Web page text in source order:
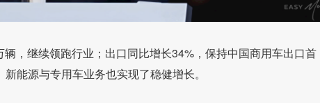
，继续领跑行业；出口同比增长34%，保持中国商用车出口首
能源与专用车业务也实现了稳健增长。